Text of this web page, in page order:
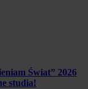
Świat” 2026
studia!